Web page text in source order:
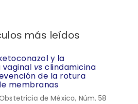
más leídos
y la
vaginal vs clindamicina
de la rotura
membranas
de México, Núm. 58